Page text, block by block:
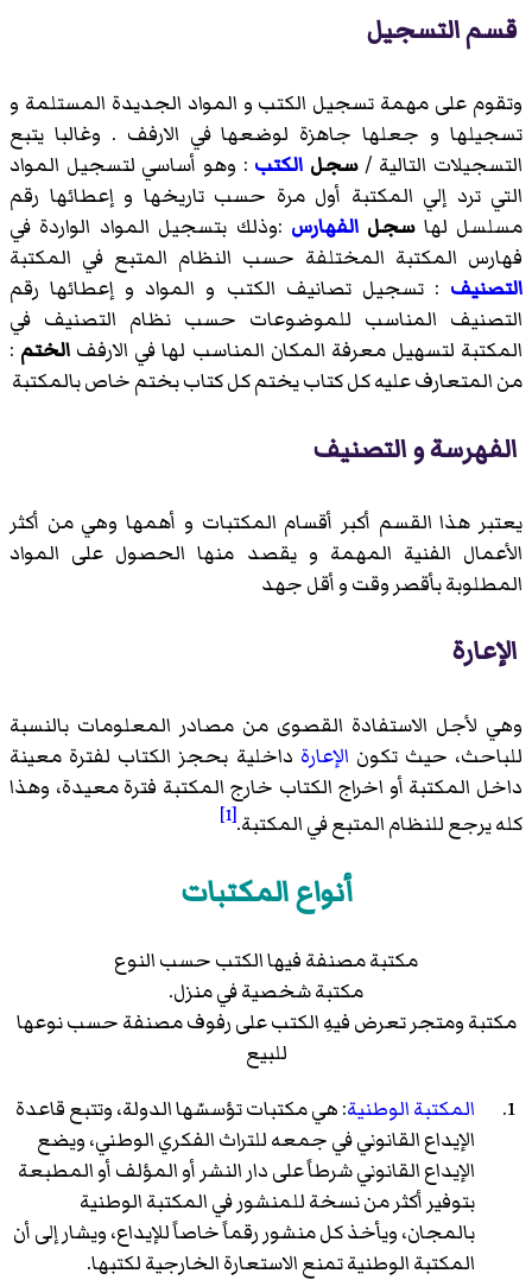
قسم التسجيل
وتقوم على مهمة تسجيل الكتب و المواد الجديدة المستلمة و
تسجيلها و جعلها جاهزة لوضعها في الارفف . وغالبا يتبع
التسجيلات التالية /سجل الكتب : وهو أساسي لتسجيل المواد
التي ترد إلي المكتبة أول مرة حسب تاريخها و إعطائها رقم
مسلسل لهاسجلالفهارس :وذلك بتسجيل المواد الواردة في
فهارس المكتبة المختلفة حسب النظام المتبع في المكتبة
التصنيف : تسجيل تصانيف الكتب و المواد و إعطائها رقم
التصنيف المناسب للموضوعات حسب نظام التصنيف في
المكتبة لتسهيل معرفة المكان المناسب لها في الارفف الختم :
من المتعارف عليه كل كتاب يختم كل كتاب بختم خاص بالمكتبة
الفهرسة و التصنيف
يعتبر هذا القسم أكبر أقسام المكتبات و أهمها وهي من أكثر
الأعمال الفنية المهمة و يقصد منها الحصول على المواد
المطلوبة بأقصر وقت و أقل جهد
الإعارة
وهي لأجل الاستفادة القصوى من مصادر المعلومات بالنسبة
للباحث، حيث تكون الإعارة داخلية بحجز الكتاب لفترة معينة
داخل المكتبة أو اخراج الكتاب خارج المكتبة فترة معيدة، وهذا
كله يرجع للنظام المتبع في المكتبة.[1]
أنواع المكتبات
مكتبة مصنفة فيها الكتب حسب النوع
مكتبة شخصية في منزل.
مكتبة ومتجر تعرض فيهِ الكتب على رفوف مصنفة حسب نوعها
للبيع
المكتبة الوطنية: هي مكتبات تؤسسّها الدولة، وتتبع قاعدة
الإيداع القانوني في جمعه للتراث الفكري الوطني، ويضع
الإيداع القانوني شرطاً على دار النشر أو المؤلف أو المطبعة
بتوفير أكثر من نسخة للمنشور في المكتبة الوطنية
بالمجان، ويأخذ كل منشور رقماً خاصاً للإيداع، ويشار إلى أن
المكتبة الوطنية تمنع الاستعارة الخارجية لكتبها.